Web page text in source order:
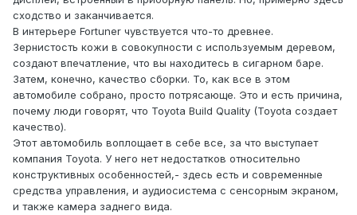
сходство и заканчивается.
В интерьере Fortuner чувствуется что-то древнее.
Зернистость кожи в совокупности с используемым деревом,
создают впечатление, что вы находитесь в сигарном баре.
Затем, конечно, качество сборки. То, как все в этом
автомобиле собрано, просто потрясающе. Это и есть причина,
почему люди говорят, что Toyota Build Quality (Toyota создает
качество).
Этот автомобиль воплощает в себе все, за что выступает
компания Toyota. У него нет недостатков относительно
конструктивных особенностей,- здесь есть и современные
средства управления, и аудиосистема с сенсорным экраном,
и также камера заднего вида.